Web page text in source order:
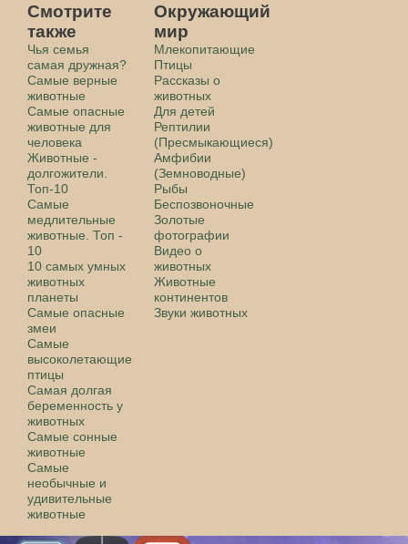
Смотрите
также
Чья семья
самая дружная?
Самые верные
животные
Самые опасные
животные для
человека
Животные -
долгожители.
Топ-10
Самые
медлительные
животные. Топ -
10
10 самых умных
животных
планеты
Самые опасные
змеи
Самые
высоколетающие
птицы
Самая долгая
беременность у
животных
Самые сонные
животные
Самые
необычные и
удивительные
животные
Окружающий
мир
Млекопитающие
Птицы
Рассказы о
животных
Для детей
Рептилии
(Пресмыкающиеся)
Амфибии
(Земноводные)
Рыбы
Беспозвоночные
Золотые
фотографии
Видео о
животных
Животные
континентов
Звуки животных